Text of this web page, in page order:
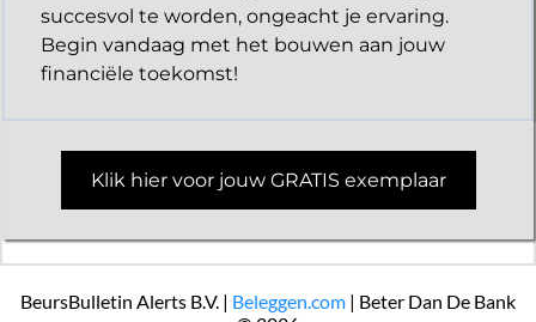
succesvol te worden, ongeacht je ervaring.
Begin vandaag met het bouwen aan jouw
financiële toekomst!
Klik hier voor jouw GRATIS exemplaar
BeursBulletin Alerts B.V. | Beleggen.com | Beter Dan De Bank